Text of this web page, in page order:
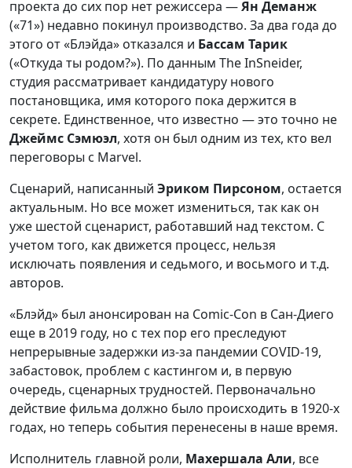
проекта до сих пор нет режиссера —Ян Деманж
(«71») недавно покинул производство. За два года до
этого от «Блэйда» отказался и Бассам Тарик
(«Откуда ты родом?»). По данным The InSneider,
студия рассматривает кандидатуру нового
постановщика, имя которого пока держится в
секрете. Единственное, что известно — это точно не
Джеймс Сэмюэл, хотя он был одним из тех, кто вел
переговоры с Marvel.
Сценарий, написанный Эриком Пирсоном, остается
актуальным. Но все может измениться, так как он
уже шестой сценарист, работавший над текстом. С
учетом того, как движется процесс, нельзя
исключать появления и седьмого, и восьмого и т.д.
авторов.
«Блэйд» был анонсирован на Comic-Con в Сан-Диего
еще в 2019 году, но с тех пор его преследуют
непрерывные задержки из-за пандемии COVID-19,
забастовок, проблем с кастингом и, в первую
очередь, сценарных трудностей. Первоначально
действие фильма должно было происходить в 1920-х
годах, но теперь события перенесены в наше время.
Исполнитель главной роли, Махершала Али, все